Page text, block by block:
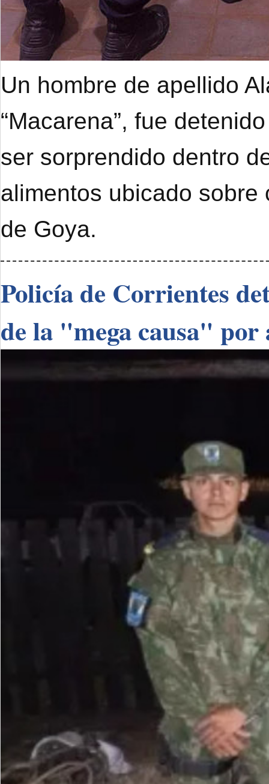
Un hombre de apellido
“Macarena”, fue
ser sorprendido dentro
alimentos ubicado
de Goya.
Policía de Corrientes
de la "mega causa" por